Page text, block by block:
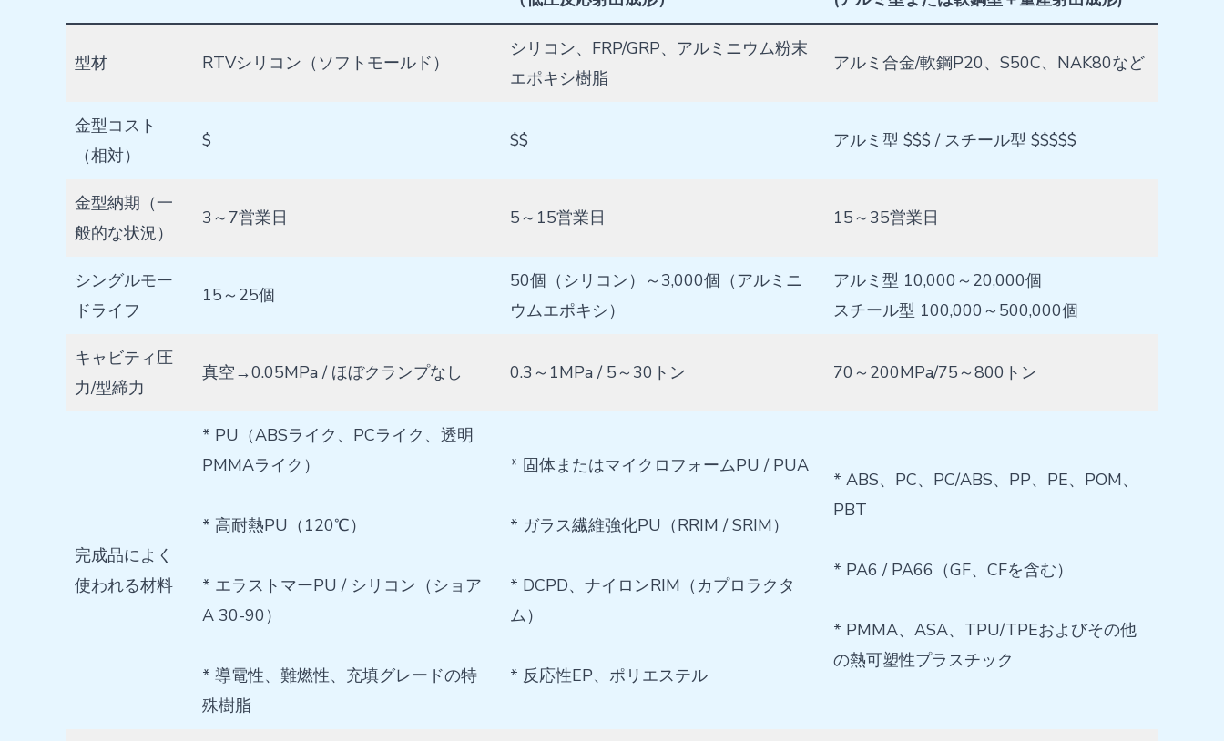
型材 RTVシリコン（ソフトモールド）
シリコン、FRP/GRP、アルミニウム粉末
エポキシ樹脂
アルミ合金/軟鋼P20、S50C、NAK80など
金型コスト
（相対）
$ $$ アルミ型 $$$ / スチール型 $$$$$
金型納期（一
般的な状況）
3～7営業日 5～15営業日 15～35営業日
シングルモー
ドライフ
15～25個
50個（シリコン）～3,000個（アルミニ
ウムエポキシ）
アルミ型 10,000～20,000個
スチール型 100,000～500,000個
キャビティ圧
力/型締力
真空→0.05MPa / ほぼクランプなし 0.3～1MPa / 5～30トン 70～200MPa/75～800トン
完成品によく
使われる材料
* PU（ABSライク、PCライク、透明
PMMAライク）
* 高耐熱PU（120℃）
* エラストマーPU / シリコン（ショア
A 30-90）
* 導電性、難燃性、充填グレードの特
殊樹脂
* 固体またはマイクロフォームPU / PUA
* ガラス繊維強化PU（RRIM / SRIM）
* DCPD、ナイロンRIM（カプロラクタ
ム）
* 反応性EP、ポリエステル
* ABS、PC、PC/ABS、PP、PE、POM、
PBT
* PA6 / PA66（GF、CFを含む）
* PMMA、ASA、TPU/TPEおよびその他
の熱可塑性プラスチック